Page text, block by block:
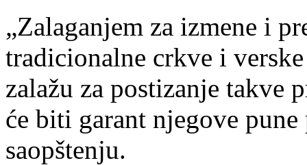
„Zalaganjem za izmene i
tradicionalne crkve i
zalažu za postizanje takve
će biti garant njegove
saopštenju.